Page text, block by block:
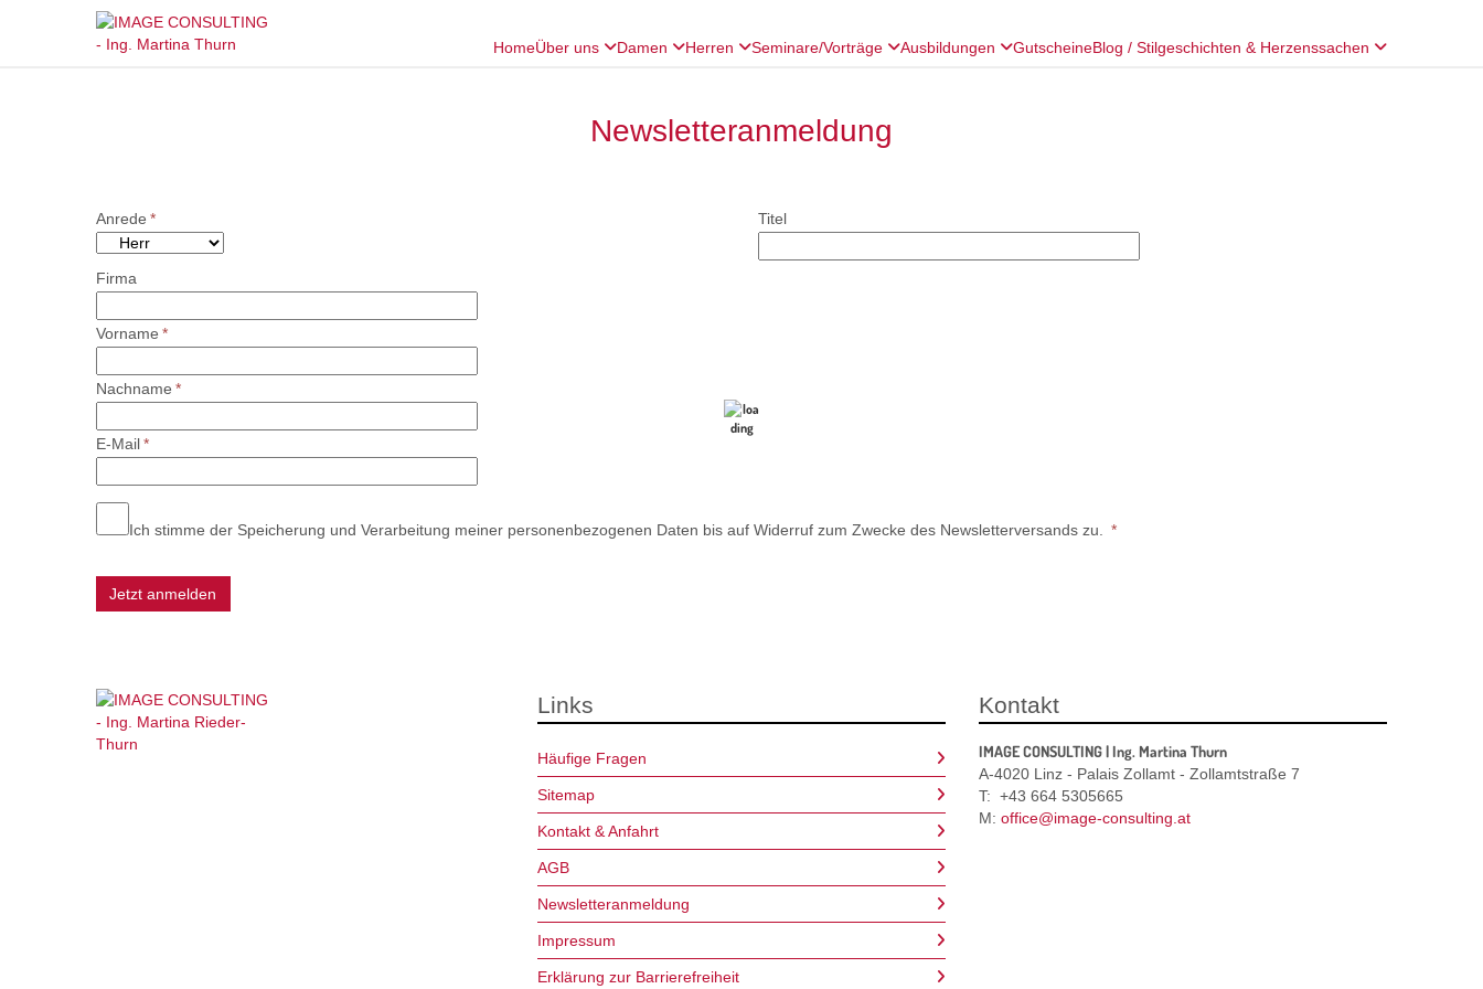
HomeÜber uns Damen Herren Seminare/Vorträge Ausbildungen GutscheineBlog / Stilgeschichten & Herzenssachen
Newsletteranmeldung
Anrede * Titel
Firma
Vorname *
Nachname *
E-Mail*
Ich stimme der Speicherung und Verarbeitung meiner personenbezogenen Daten bis auf Widerruf zum Zwecke des Newsletterversands zu. *
Jetzt anmelden
Links
Häufige Fragen
Sitemap
Kontakt & Anfahrt
AGB
Newsletteranmeldung
Impressum
Erklärung zur Barrierefreiheit
Kontakt
IMAGE CONSULTING | Ing. Martina Thurn
A-4020 Linz - Palais Zollamt - Zollamtstraße 7
T: +43 664 5305665
M: office@image-consulting.at